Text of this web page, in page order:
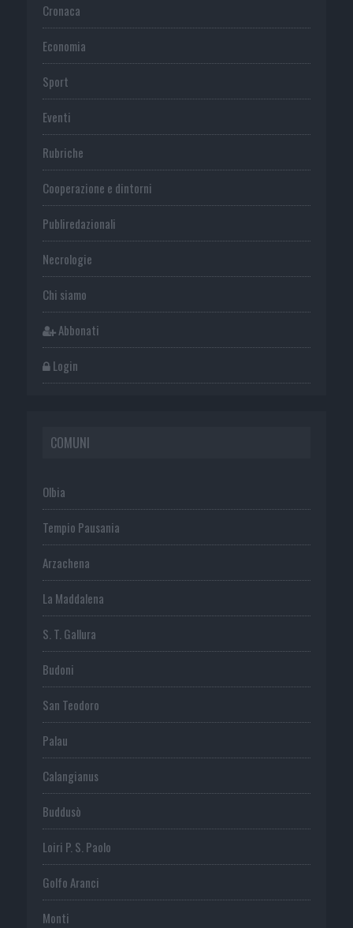
Cronaca
Economia
Sport
Eventi
Rubriche
Cooperazione e dintorni
Publiredazionali
Necrologie
Chi siamo
Abbonati
Login
COMUNI
Olbia
Tempio Pausania
Arzachena
La Maddalena
S. T. Gallura
Budoni
San Teodoro
Palau
Calangianus
Buddusò
Loiri P. S. Paolo
Golfo Aranci
Monti